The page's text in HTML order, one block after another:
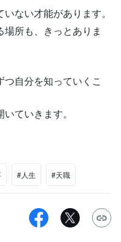
ない才能があります。
所も、きっとありま
自分を知っていくこ
ていきます。
#人生 #天職